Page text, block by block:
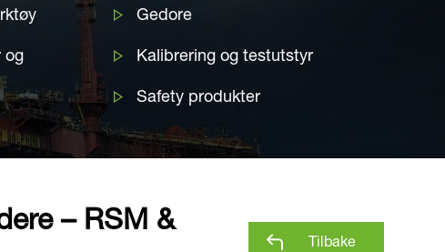
og
Gedore
Kalibrering og testutstyr
Safety produkter
– RSM &
Tilbake